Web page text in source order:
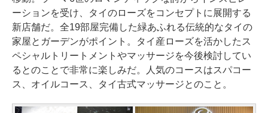
ーションを受け、タイのローズをコンセプトに展開する
新店舗だ。全19部屋完備した緑あふれる伝統的なタイの
家屋とガーデンがポイント。タイ産ローズを活かしたス
ペシャルトリートメントやマッサージを今後検討してい
るとのことで非常に楽しみだ。人気のコースはスパコー
ス、オイルコース、タイ古式マッサージとのこと。